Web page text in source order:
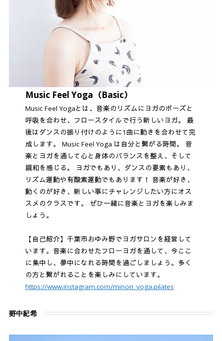
Music Feel Yoga（Basic）
Music Feel Yogaとは、音楽のリズムにヨガのポーズと
呼吸を合わせ、フロースタイルで行う新しいヨガ。 最
後はダンスの振り付けのように1曲に動きを合わせて完
成します。 Music Feel Yoga は自分と繋がる時間。 音
楽とヨガを通して心と身体のバランスを整え、そして
調和を感じる。 ヨガでもあり、ダンスの要素もあり、
リズム運動や有酸素運動でもあります！ 音楽が好き、
動くのが好き、新しい事にチャレンジしたい方にオス
スメのクラスです。 ぜひ一緒に音楽とヨガを楽しみま
しょう。
【自己紹介】千葉市おゆみ野でヨガサロンを経営して
います。音楽に合わせたフローヨガを通して、今ここ
に集中し、夢中になれる時間を過ごしましょう。多く
の方と繋がれることを楽しみにしています。
https://www.instagram.com/minori_yoga.pilates
野中紀希